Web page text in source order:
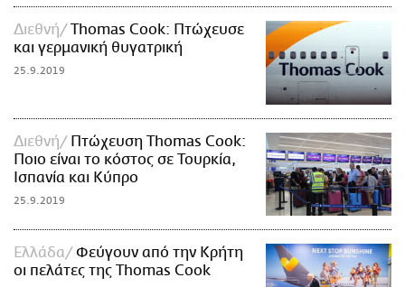
Διεθνή
Τhomas Cook: Πτώχευσε
και γερμανική θυγατρική
25.9.2019
Διεθνή
Πτώχευση Thomas Cook:
Ποιο είναι το κόστος σε Τουρκία,
Ισπανία και Κύπρο
25.9.2019
Ελλάδα
Φεύγουν από την Κρήτη
οι πελάτες της Thomas Cook